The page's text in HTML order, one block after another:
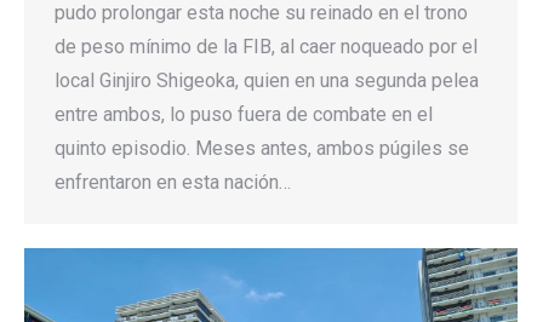
pudo prolongar esta noche su reinado en el trono
de peso mínimo de la FIB, al caer noqueado por el
local Ginjiro Shigeoka, quien en una segunda pelea
entre ambos, lo puso fuera de combate en el
quinto episodio. Meses antes, ambos púgiles se
enfrentaron en esta nación…